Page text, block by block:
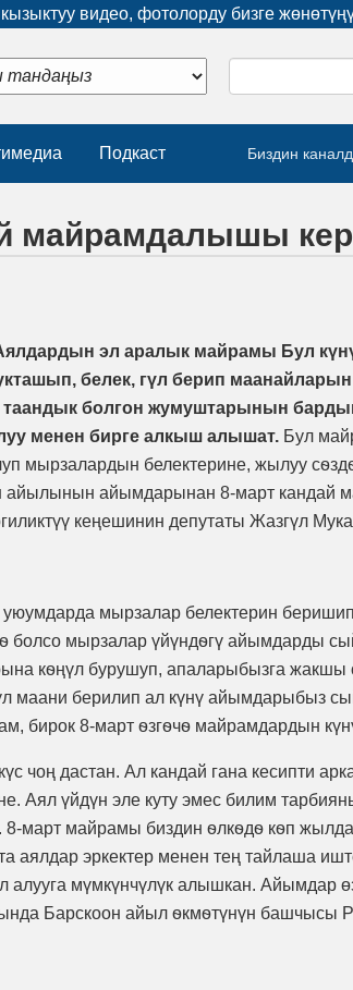
видео, фотолорду бизге
Подкаст Биздин
майрамдалышы
эл аралык майрамы Бул
белек, гүл берип маанайларын
таандык болгон жумуштарынын
менен бирге алкыш алышат. Бул
мырзалардын белектерине, жылуу
айылынын айымдарынан 8-март кандай
кеңешинин депутаты Жазгүл
уюумдарда мырзалар белектерин
болсо мырзалар үйүндѳгү айымдарды
кѳңүл бурушуп, апаларыбызга жакшы
маани берилип ал күнү айымдарыбыз
бирок 8-март ѳзгѳчѳ майрамдардын
чоң дастан. Ал кандай гана кесипти
Аял үйдүн эле куту эмес билим
март майрамы биздин ѳлкѳдѳ кѳп
аялдар эркектер менен тең тайлаша
мүмкүнчүлүк алышкан. Айымдар
Барскоон айыл ѳкмѳтүнүн башчысы